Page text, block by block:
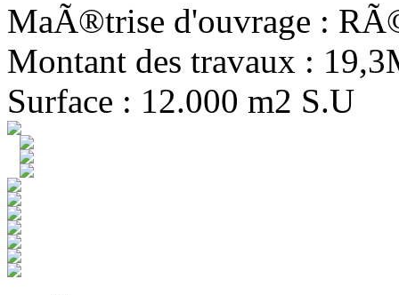
MaÃ®trise d'ouvrage :
Montant des travaux :
Surface : 12.000 m2 S.U